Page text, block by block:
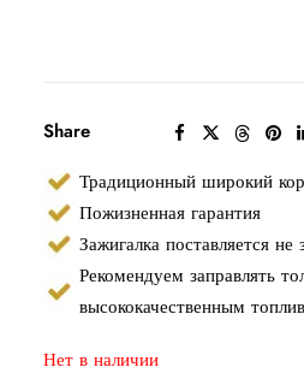
Share
Традиционный широкий
Пожизненная гарантия
Зажигалка поставляется не
Рекомендуем заправлять
высококачественным
Нет в наличии